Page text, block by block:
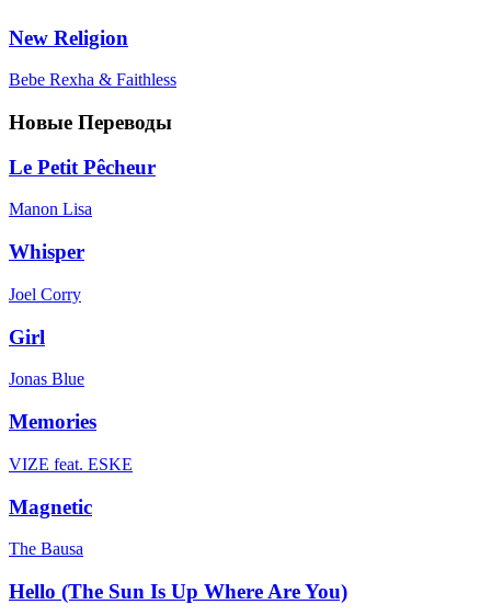
New Religion
Bebe Rexha & Faithless
Новые Переводы
Le Petit Pêcheur
Manon Lisa
Whisper
Joel Corry
Girl
Jonas Blue
Memories
VIZE feat. ESKE
Magnetic
The Bausa
Hello (The Sun Is Up Where Are You)